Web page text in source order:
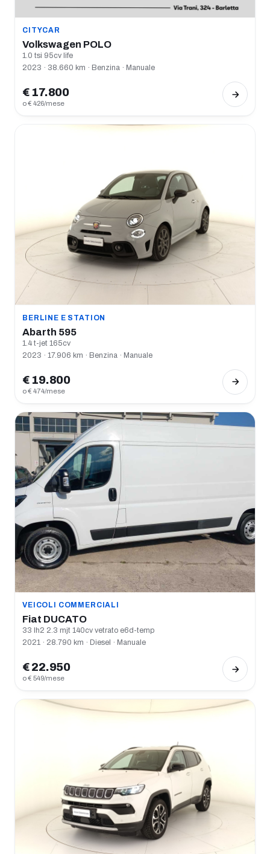
CITYCAR
Volkswagen POLO
1.0 tsi 95cv life
2023 · 38.660 km · Benzina · Manuale
€ 17.800
o € 426/mese
BERLINE E STATION
Abarth 595
1.4 t-jet 165cv
2023 · 17.906 km · Benzina · Manuale
€ 19.800
o € 474/mese
VEICOLI COMMERCIALI
Fiat DUCATO
33 lh2 2.3 mjt 140cv vetrato e6d-temp
2021 · 28.790 km · Diesel · Manuale
€ 22.950
o € 549/mese